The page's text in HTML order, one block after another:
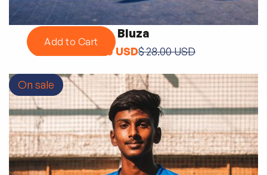
Bluza
$ 24.00 USD$ 28.00 USD
On sale